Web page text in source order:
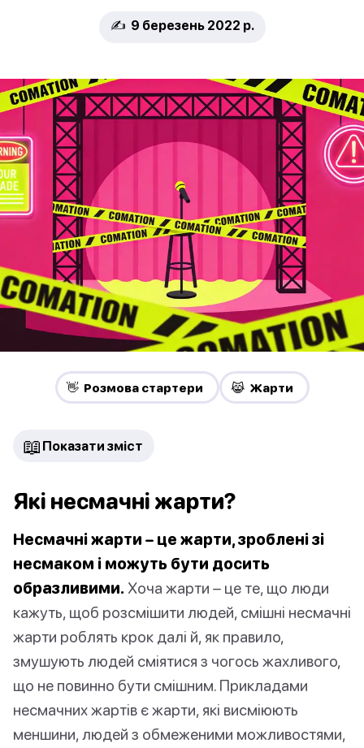
✍️ 9 березень 2022 р.
👋 Pозмова стартери 😹 Жарти
📖 Показати зміст
Які несмачні жарти?
Несмачні жарти – це жарти, зроблені зі
несмаком і можуть бути досить
образливими. Хоча жарти – це те, що люди
кажуть, щоб розсмішити людей, смішні несмачні
жарти роблять крок далі й, як правило,
змушують людей сміятися з чогось жахливого,
що не повинно бути смішним. Прикладами
несмачних жартів є жарти, які висміюють
меншини, людей з обмеженими можливостями,